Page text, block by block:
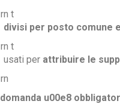
rn t
divisi per posto comune
rn t
usati per attribuire le
rn
domanda u00e8